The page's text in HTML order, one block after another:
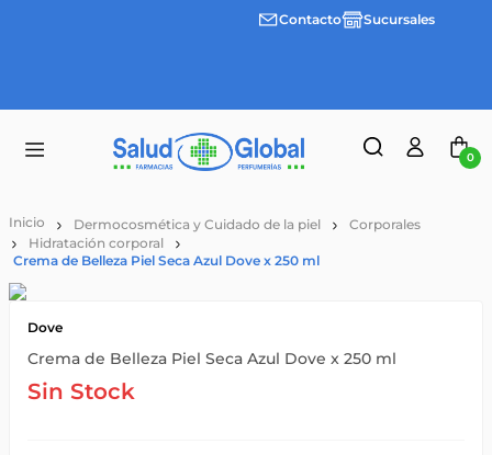
Envíos
Contacto Sucursales
0
Dermocosmética y Cuidado de la piel
Corporales
Hidratación corporal
Crema de Belleza Piel Seca Azul Dove x 250 ml
Dove
Crema de Belleza Piel Seca Azul Dove x 250 ml
Sin Stock